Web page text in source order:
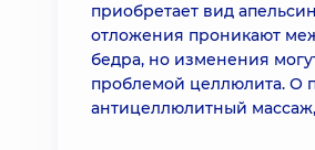
приобретает вид
отложения проникают
бедра, но изменения
проблемой целлюлита. О
антицеллюлитный